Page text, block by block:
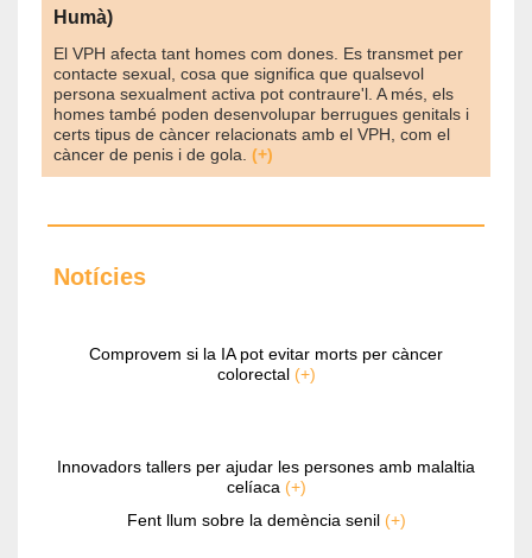
Humà)
El VPH afecta tant homes com dones. Es transmet per
contacte sexual, cosa que significa que qualsevol
persona sexualment activa pot contraure'l. A més, els
homes també poden desenvolupar berrugues genitals i
certs tipus de càncer relacionats amb el VPH, com el
càncer de penis i de gola. (+)
Notícies
Comprovem si la IA pot evitar morts per càncer
colorectal (+)
Innovadors tallers per ajudar les persones amb malaltia
celíaca (+)
Fent llum sobre la demència senil(+)